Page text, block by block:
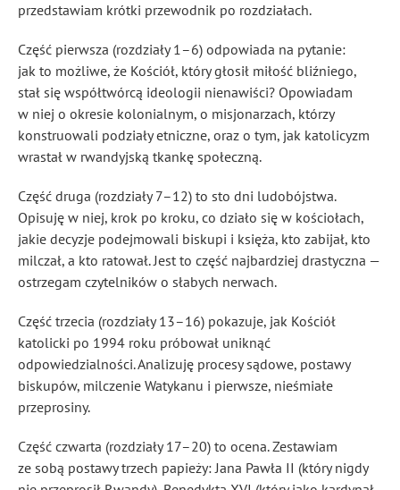
przedstawiam krótki przewodnik po rozdziałach.
Część pierwsza (rozdziały 1–6) odpowiada na pytanie:
jak to możliwe, że Kościół, który głosił miłość bliźniego,
stał się współtwórcą ideologii nienawiści? Opowiadam
w niej o okresie kolonialnym, o misjonarzach, którzy
konstruowali podziały etniczne, oraz o tym, jak katolicyzm
wrastał w rwandyjską tkankę społeczną.
Część druga (rozdziały 7–12) to sto dni ludobójstwa.
Opisuję w niej, krok po kroku, co działo się w kościołach,
jakie decyzje podejmowali biskupi i księża, kto zabijał, kto
milczał, a kto ratował. Jest to część najbardziej drastyczna —
ostrzegam czytelników o słabych nerwach.
Część trzecia (rozdziały 13–16) pokazuje, jak Kościół
katolicki po 1994 roku próbował uniknąć
odpowiedzialności. Analizuję procesy sądowe, postawy
biskupów, milczenie Watykanu i pierwsze, nieśmiałe
przeprosiny.
Część czwarta (rozdziały 17–20) to ocena. Zestawiam
ze sobą postawy trzech papieży: Jana Pawła II (który nigdy